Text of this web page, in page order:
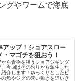
グやワームで海底
アップ！ショアスロー
マゴチを狙おう！
ら青物を狙うショアジギング
今回はその釣りから派生した
介します！ゆっくりとしたピ
魚やジグの速い動きを追いき